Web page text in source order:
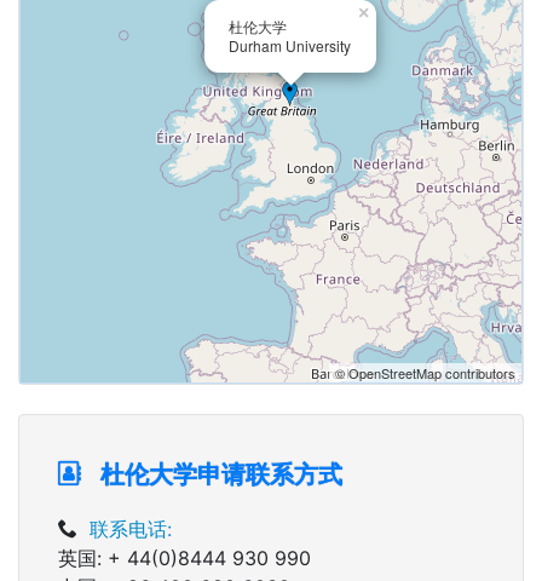
杜伦大学
Durham University
×
© OpenStreetMap contributors
杜伦大学申请联系方式
联系电话:
英国: + 44(0)8444 930 990